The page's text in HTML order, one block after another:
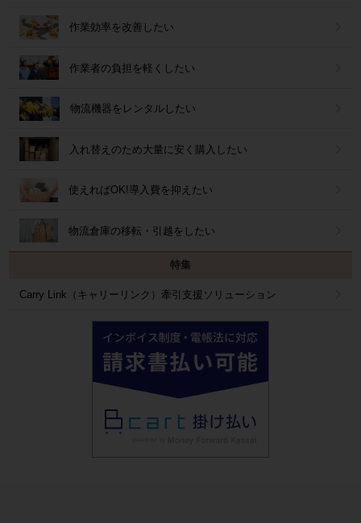
作業効率を改善したい
作業者の負担を軽くしたい
物流機器をレンタルしたい
入れ替えのため大量に安く購入したい
使えればOK!導入費を抑えたい
物流倉庫の移転・引越をしたい
特集
Carry Link（キャリーリンク）牽引支援ソリューション